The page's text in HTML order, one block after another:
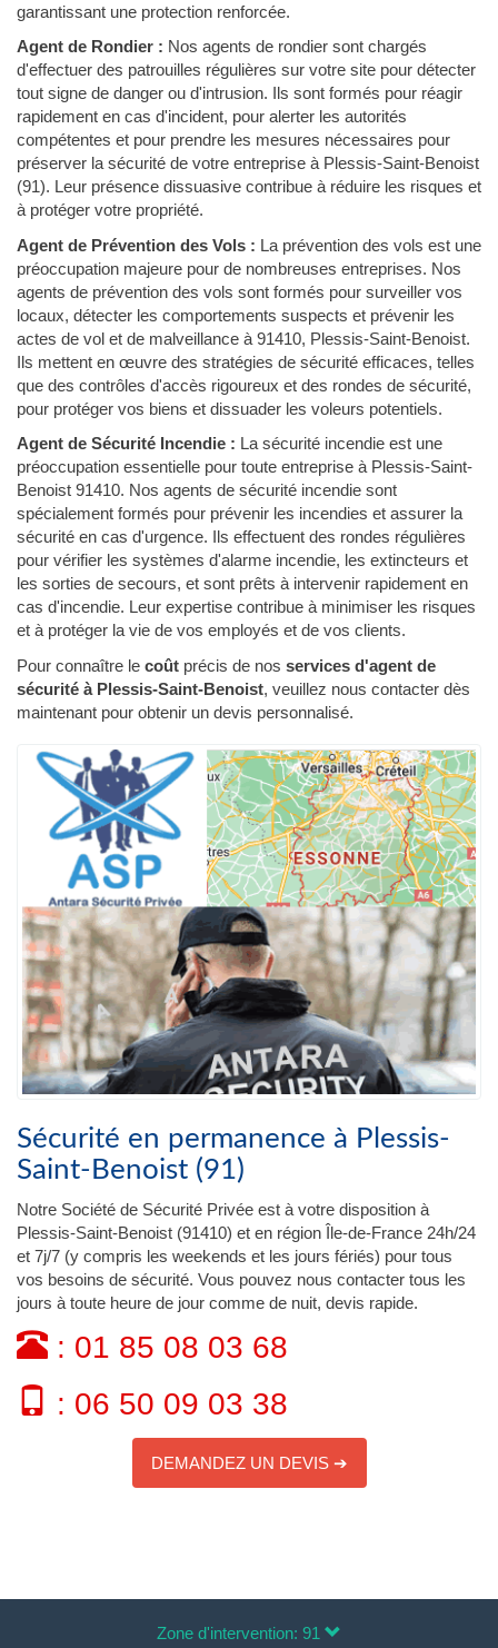
garantissant une protection renforcée.
Agent de Rondier : Nos agents de rondier sont chargés
d'effectuer des patrouilles régulières sur votre site pour détecter
tout signe de danger ou d'intrusion. Ils sont formés pour réagir
rapidement en cas d'incident, pour alerter les autorités
compétentes et pour prendre les mesures nécessaires pour
préserver la sécurité de votre entreprise à Plessis-Saint-Benoist
(91). Leur présence dissuasive contribue à réduire les risques et
à protéger votre propriété.
Agent de Prévention des Vols : La prévention des vols est une
préoccupation majeure pour de nombreuses entreprises. Nos
agents de prévention des vols sont formés pour surveiller vos
locaux, détecter les comportements suspects et prévenir les
actes de vol et de malveillance à 91410, Plessis-Saint-Benoist.
Ils mettent en œuvre des stratégies de sécurité efficaces, telles
que des contrôles d'accès rigoureux et des rondes de sécurité,
pour protéger vos biens et dissuader les voleurs potentiels.
Agent de Sécurité Incendie : La sécurité incendie est une
préoccupation essentielle pour toute entreprise à Plessis-Saint-
Benoist 91410. Nos agents de sécurité incendie sont
spécialement formés pour prévenir les incendies et assurer la
sécurité en cas d'urgence. Ils effectuent des rondes régulières
pour vérifier les systèmes d'alarme incendie, les extincteurs et
les sorties de secours, et sont prêts à intervenir rapidement en
cas d'incendie. Leur expertise contribue à minimiser les risques
et à protéger la vie de vos employés et de vos clients.
Pour connaître le coût précis de nos services d'agent de
sécurité à Plessis-Saint-Benoist, veuillez nous contacter dès
maintenant pour obtenir un devis personnalisé.
Sécurité en permanence à Plessis-
Saint-Benoist (91)
Notre Société de Sécurité Privée est à votre disposition à
Plessis-Saint-Benoist (91410) et en région Île-de-France 24h/24
et 7j/7 (y compris les weekends et les jours fériés) pour tous
vos besoins de sécurité. Vous pouvez nous contacter tous les
jours à toute heure de jour comme de nuit, devis rapide.
: 01 85 08 03 68
: 06 50 09 03 38
DEMANDEZ UN DEVIS ➔
Zone d'intervention: 91